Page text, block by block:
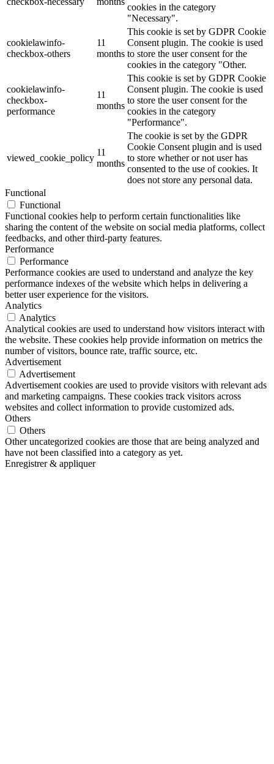
cookies in the category
"Necessary".
cookielawinfo-
checkbox-others
11
months
This cookie is set by GDPR Cookie
Consent plugin. The cookie is used
to store the user consent for the
cookies in the category "Other.
cookielawinfo-
checkbox-
performance
11
months
This cookie is set by GDPR Cookie
Consent plugin. The cookie is used
to store the user consent for the
cookies in the category
"Performance".
viewed_cookie_policy
11
months
The cookie is set by the GDPR
Cookie Consent plugin and is used
to store whether or not user has
consented to the use of cookies. It
does not store any personal data.
Functional
Functional
Functional cookies help to perform certain functionalities like
sharing the content of the website on social media platforms, collect
feedbacks, and other third-party features.
Performance
Performance
Performance cookies are used to understand and analyze the key
performance indexes of the website which helps in delivering a
better user experience for the visitors.
Analytics
Analytics
Analytical cookies are used to understand how visitors interact with
the website. These cookies help provide information on metrics the
number of visitors, bounce rate, traffic source, etc.
Advertisement
Advertisement
Advertisement cookies are used to provide visitors with relevant ads
and marketing campaigns. These cookies track visitors across
websites and collect information to provide customized ads.
Others
Others
Other uncategorized cookies are those that are being analyzed and
have not been classified into a category as yet.
Enregistrer & appliquer